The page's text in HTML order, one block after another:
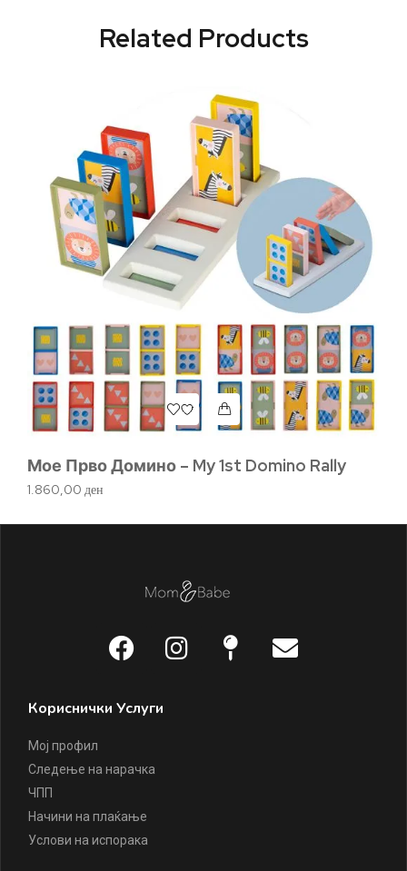
Related Products
Мое Прво Домино – My 1st Domino Rally
1.860,00 ден
Кориснички Услуги
Мој профил
Следење на нарачка
ЧПП
Начини на плаќање
Услови на испорака